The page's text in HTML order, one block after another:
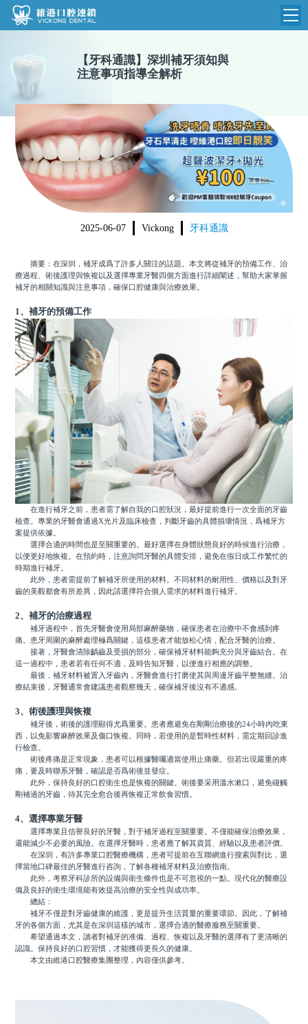
維港首頁
品牌介紹
環境設備
醫院新聞
收費標準
N
收費總表
植牙收費
根管收費
美學收費
箍牙收費
醫生團隊
門診時間
【 牙科通識】 深圳補牙須知與
注意事項指導全解析
2025-06-07 Vickong 牙科通識
摘要：在深圳，補牙成爲了許多人關注的話題。本文將從補牙的預備工作、治
療過程、術後護理與恢複以及選擇專業牙醫四個方面進行詳細闡述，幫助大家掌握
補牙的相關知識與注意事項，確保口腔健康與治療效果。
1、補牙的預備工作
在進行補牙之前，患者需了解自我的口腔狀況，最好提前進行一次全面的牙齒
檢查。專業的牙醫會通過X光片及臨床檢查，判斷牙齒的具體損壞情況，爲補牙方
案提供依據。
選擇合適的時間也是至關重要的。最好選擇在身體狀態良好的時候進行治療，
以便更好地恢複。在預約時，注意詢問牙醫的具體安排，避免在假日或工作繁忙的
時期進行補牙。
此外，患者需提前了解補牙所使用的材料。不同材料的耐用性、價格以及對牙
齒的美觀都會有所差異，因此請選擇符合個人需求的材料進行補牙。
2、補牙的治療過程
補牙過程中，首先牙醫會使用局部麻醉藥物，確保患者在治療中不會感到疼
痛。患牙周圍的麻醉處理極爲關鍵，這樣患者才能放松心情，配合牙醫的治療。
接著，牙醫會清除齲齒及受損的部分，確保補牙材料能夠充分與牙齒結合。在
這一過程中，患者若有任何不適，及時告知牙醫，以便進行相應的調整。
最後，補牙材料被置入牙齒內，牙醫會進行打磨使其與周邊牙齒平整無縫。治
療結束後，牙醫通常會建議患者觀察幾天，確保補牙後沒有不適感。
3、術後護理與恢複
補牙後，術後的護理顯得尤爲重要。患者應避免在剛剛治療後的24小時內吃東
西，以免影響麻醉效果及傷口恢複。同時，若使用的是暫時性材料，需定期回診進
行檢查。
術後疼痛是正常現象，患者可以根據醫囑適當使用止痛藥。但若出現嚴重的疼
痛，要及時聯系牙醫，確認是否爲術後並發症。
此外，保持良好的口腔衛生也是恢複的關鍵。術後要采用溫水漱口，避免碰觸
剛補過的牙齒，待其完全愈合後再恢複正常飲食習慣。
4、選擇專業牙醫
選擇專業且信譽良好的牙醫，對于補牙過程至關重要。不僅能確保治療效果，
還能減少不必要的風險。在選擇牙醫時，患者應了解其資質、經驗以及患者評價。
在深圳，有許多專業口腔醫療機構，患者可提前在互聯網進行搜索與對比，選
擇當地口碑最佳的牙醫進行咨詢，了解各種補牙材料及治療指南。
此外，考察牙科診所的設備與衛生條件也是不可忽視的一點。現代化的醫療設
備及良好的衛生環境能有效提高治療的安全性與成功率。
總結：
補牙不僅是對牙齒健康的維護，更是提升生活質量的重要環節。因此，了解補
牙的各個方面，尤其是在深圳這樣的城市，選擇合適的醫療服務至關重要。
希望通過本文，讀者對補牙的准備、過程、恢複以及牙醫的選擇有了更清晰的
認識。保持良好的口腔習慣，才能獲得更長久的健康。
本文由維港口腔醫療集團整理，內容僅供參考。